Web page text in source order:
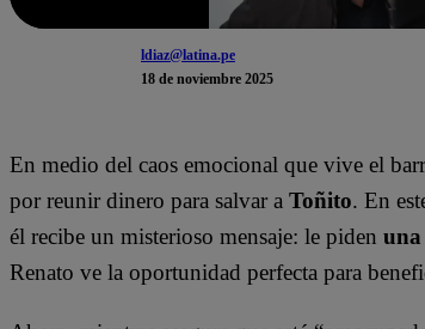
ldiaz@latina.pe
18 de noviembre 2025
En medio del caos emocional que vive el
por reunir dinero para salvar a Toñito. En
él recibe un misterioso mensaje: le piden
Renato ve la oportunidad perfecta para